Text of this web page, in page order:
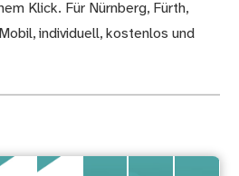
Klick. Für Nürnberg, Fürth,
individuell, kostenlos und